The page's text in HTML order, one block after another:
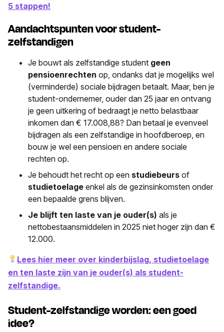
5 stappen!
Aandachtspunten voor student-
zelfstandigen
Je bouwt als zelfstandige student geen
pensioenrechten op, ondanks dat je mogelijks wel
(verminderde) sociale bijdragen betaalt. Maar, ben je
student-ondernemer, ouder dan 25 jaar en ontvang
je geen uitkering of bedraagt je netto belastbaar
inkomen dan € 17.008,88? Dan betaal je evenveel
bijdragen als een zelfstandige in hoofdberoep, en
bouw je wel een pensioen en andere sociale
rechten op.
Je behoudt het recht op een studiebeurs of
studietoelage enkel als de gezinsinkomsten onder
een bepaalde grens blijven.
Je blijft ten laste van je ouder(s) als je
nettobestaansmiddelen in 2025 niet hoger zijn dan €
12.000.
Lees hier meer over kinderbijslag, studietoelage
en ten laste zijn van je ouder(s) als student-
zelfstandige.
Student-zelfstandige worden: een goed
idee?